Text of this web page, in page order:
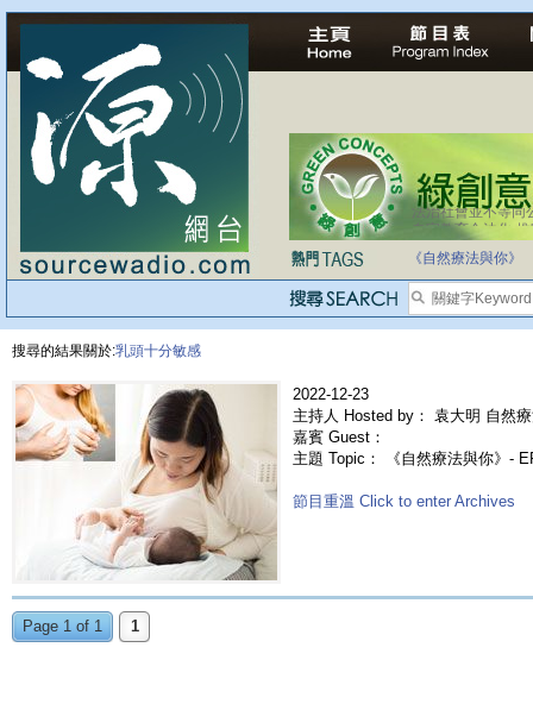
法治社會並不等同
自家教育合法化-
《自然療法與你》
搜尋的結果關於:乳頭十分敏感
2022-12-23
主持人 Hosted by： 袁大明 自然
嘉賓 Guest：
主題 Topic： 《自然療法與你》-
節目重溫 Click to enter Archives
Page 1 of 1 1